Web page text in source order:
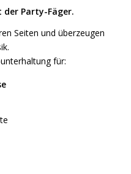
Party-Fäger.
Seiten und überzeugen
für: